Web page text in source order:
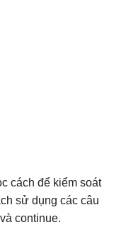
cách để kiểm soát
sử dụng các câu
continue.